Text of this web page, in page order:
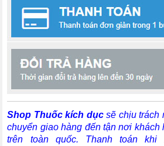
Shop Thuốc kích dục sẽ chịu trách
chuyển giao hàng đến tận nơi khách
trên toàn quốc. Thanh toán khi